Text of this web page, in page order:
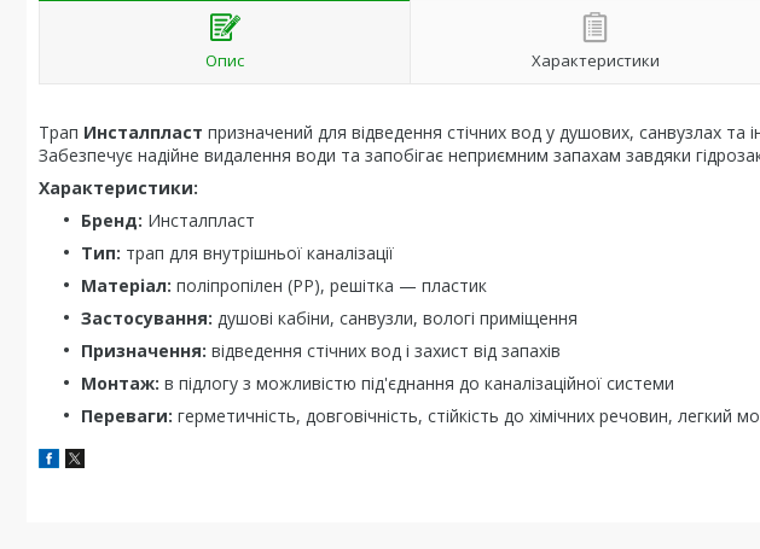
Опис Характеристики
Трап Инсталпласт призначений для відведення стічних вод у душових, санвузлах та
Забезпечує надійне видалення води та запобігає неприємним запахам завдяки
Характеристики:
Бренд: Инсталпласт
Тип: трап для внутрішньої каналізації
Матеріал: поліпропілен (PP), решітка — пластик
Застосування: душові кабіни, санвузли, вологі приміщення
Призначення: відведення стічних вод і захист від запахів
Монтаж: в підлогу з можливістю під'єднання до каналізаційної системи
Переваги: герметичність, довговічність, стійкість до хімічних речовин, легкий